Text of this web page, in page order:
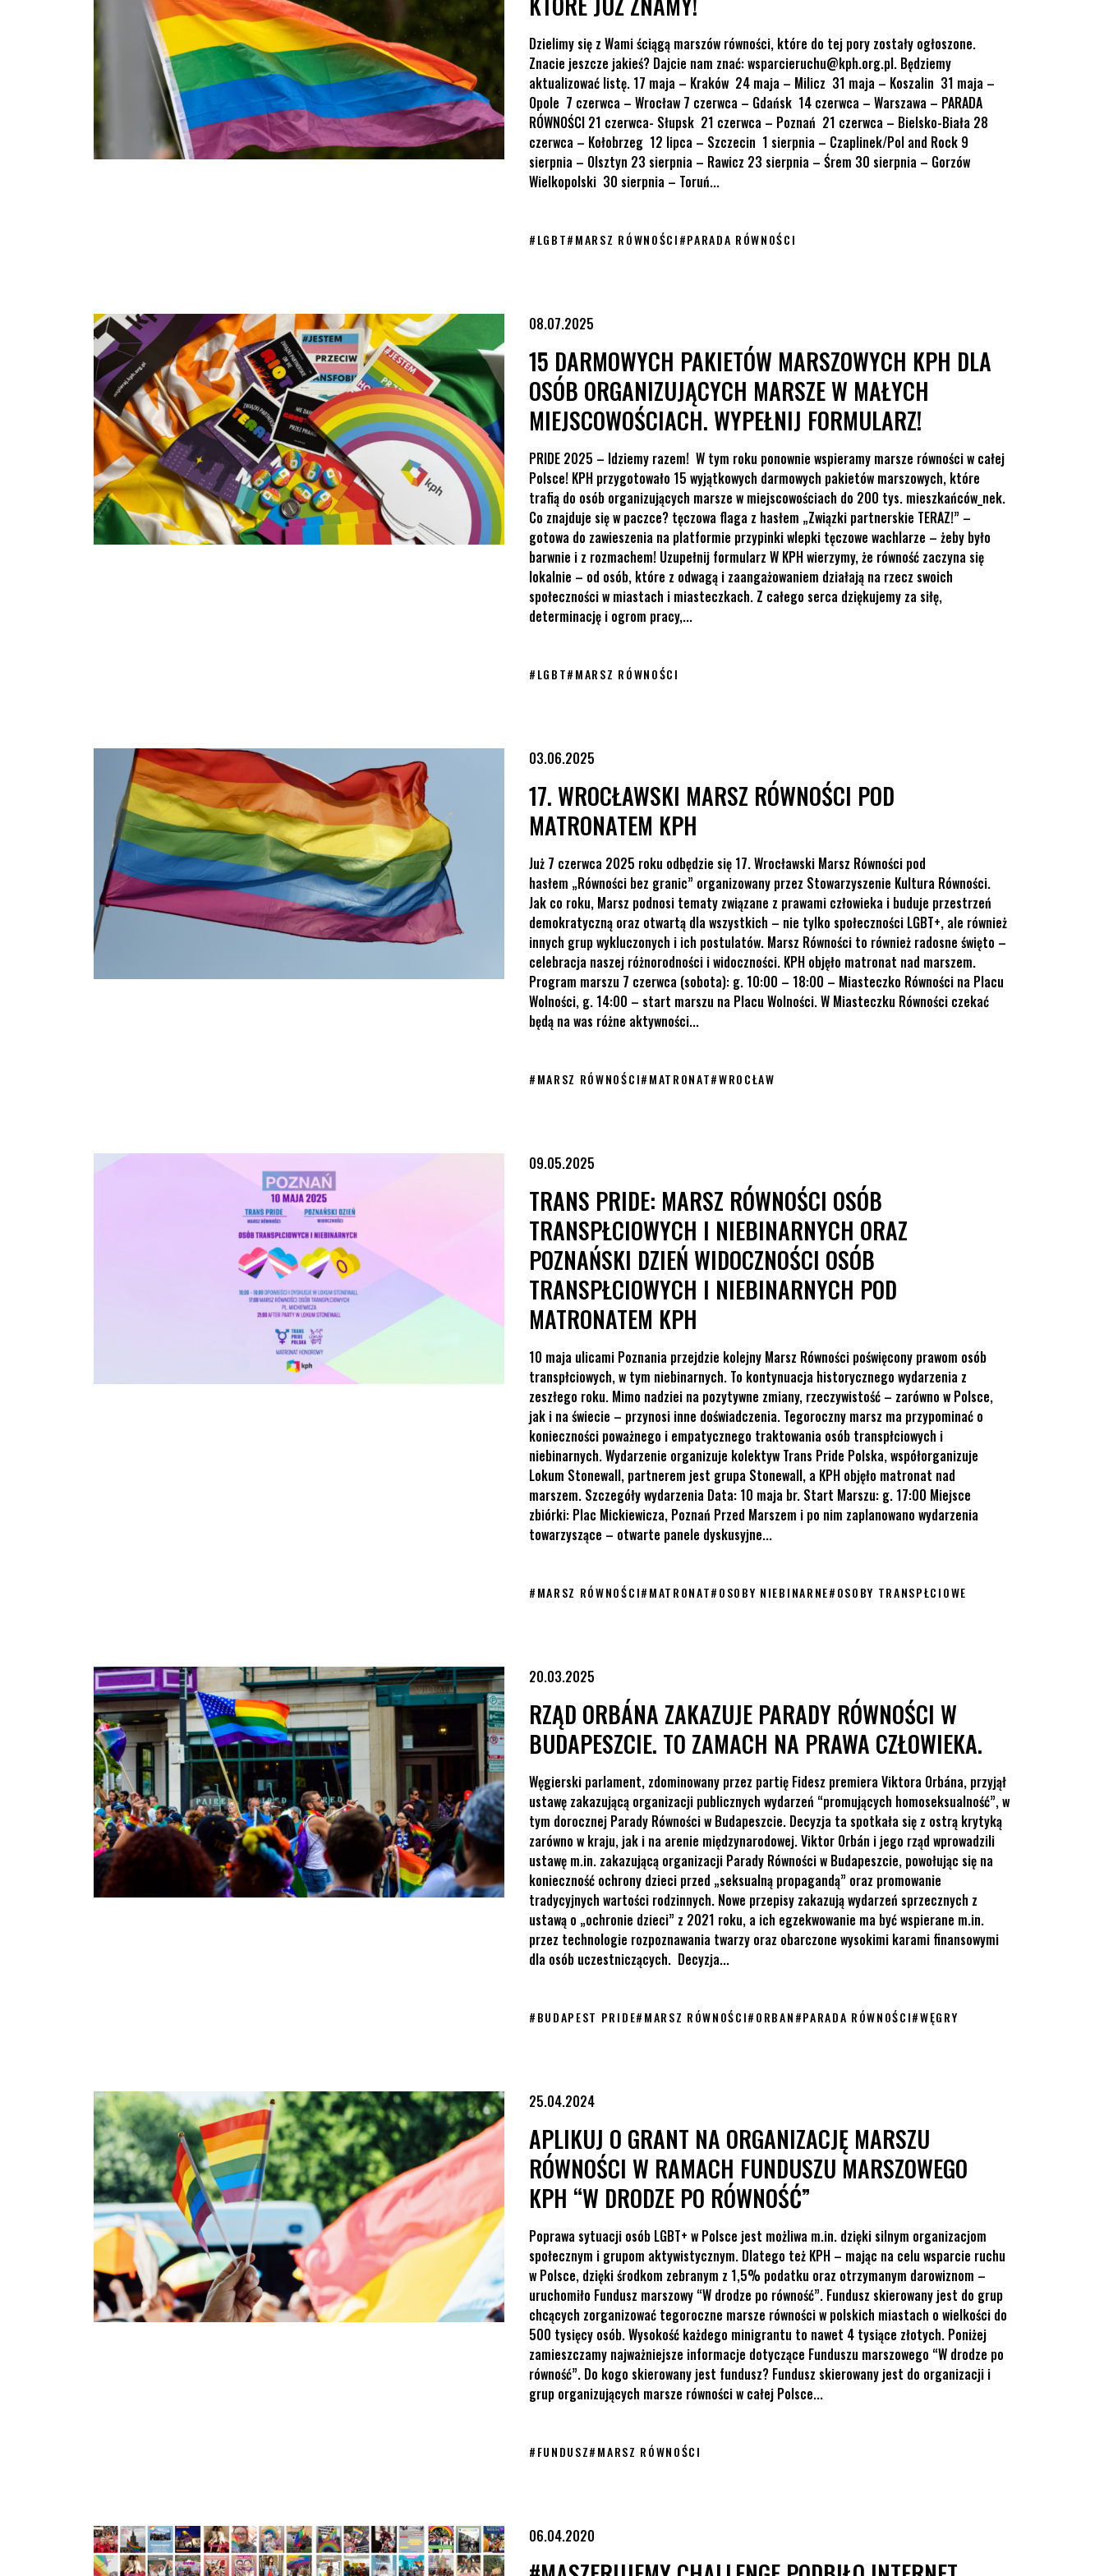
Dzielimy się z Wami ściągą marszów równości, które do tej pory zostały ogłoszone.
Znacie jeszcze jakieś? Dajcie nam znać: wsparcieruchu@kph.org.pl. Będziemy
aktualizować listę. 17 maja – Kraków 24 maja – Milicz 31 maja – Koszalin 31 maja –
Opole 7 czerwca – Wrocław 7 czerwca – Gdańsk 14 czerwca – Warszawa – PARADA
RÓWNOŚCI 21 czerwca- Słupsk 21 czerwca – Poznań 21 czerwca – Bielsko-Biała 28
czerwca – Kołobrzeg 12 lipca – Szczecin 1 sierpnia – Czaplinek/Pol and Rock 9
sierpnia – Olsztyn 23 sierpnia – Rawicz 23 sierpnia – Śrem 30 sierpnia – Gorzów
Wielkopolski 30 sierpnia – Toruń...
#LGBT#MARSZ RÓWNOŚCI#PARADA RÓWNOŚCI
08.07.2025
15 DARMOWYCH PAKIETÓW MARSZOWYCH KPH DLA
OSÓB ORGANIZUJĄCYCH MARSZE W MAŁYCH
MIEJSCOWOŚCIACH. WYPEŁNIJ FORMULARZ!
PRIDE 2025 – Idziemy razem! W tym roku ponownie wspieramy marsze równości w całej
Polsce! KPH przygotowało 15 wyjątkowych darmowych pakietów marszowych, które
trafią do osób organizujących marsze w miejscowościach do 200 tys. mieszkańców_nek.
Co znajduje się w paczce? tęczowa flaga z hasłem „Związki partnerskie TERAZ!” –
gotowa do zawieszenia na platformie przypinki wlepki tęczowe wachlarze – żeby było
barwnie i z rozmachem! Uzupełnij formularz W KPH wierzymy, że równość zaczyna się
lokalnie – od osób, które z odwagą i zaangażowaniem działają na rzecz swoich
społeczności w miastach i miasteczkach. Z całego serca dziękujemy za siłę,
determinację i ogrom pracy,...
#LGBT#MARSZ RÓWNOŚCI
15 darmowych pakietów marszowych KPH dla osób organizujących marsze w małych miejscowościach. Wypełnij formularz!
03.06.2025
17. WROCŁAWSKI MARSZ RÓWNOŚCI POD
MATRONATEM KPH
Już 7 czerwca 2025 roku odbędzie się 17. Wrocławski Marsz Równości pod
hasłem „Równości bez granic” organizowany przez Stowarzyszenie Kultura Równości.
Jak co roku, Marsz podnosi tematy związane z prawami człowieka i buduje przestrzeń
demokratyczną oraz otwartą dla wszystkich – nie tylko społeczności LGBT+, ale również
innych grup wykluczonych i ich postulatów. Marsz Równości to również radosne święto –
celebracja naszej różnorodności i widoczności. KPH objęło matronat nad marszem.
Program marszu 7 czerwca (sobota): g. 10:00 – 18:00 – Miasteczko Równości na Placu
Wolności, g. 14:00 – start marszu na Placu Wolności. W Miasteczku Równości czekać
będą na was różne aktywności...
#MARSZ RÓWNOŚCI#MATRONAT#WROCŁAW
17. Wrocławski Marsz Równości pod matronatem KPH
09.05.2025
TRANS PRIDE: MARSZ RÓWNOŚCI OSÓB
TRANSPŁCIOWYCH I NIEBINARNYCH ORAZ
POZNAŃSKI DZIEŃ WIDOCZNOŚCI OSÓB
TRANSPŁCIOWYCH I NIEBINARNYCH POD
MATRONATEM KPH
10 maja ulicami Poznania przejdzie kolejny Marsz Równości poświęcony prawom osób
transpłciowych, w tym niebinarnych. To kontynuacja historycznego wydarzenia z
zeszłego roku. Mimo nadziei na pozytywne zmiany, rzeczywistość – zarówno w Polsce,
jak i na świecie – przynosi inne doświadczenia. Tegoroczny marsz ma przypominać o
konieczności poważnego i empatycznego traktowania osób transpłciowych i
niebinarnych. Wydarzenie organizuje kolektyw Trans Pride Polska, współorganizuje
Lokum Stonewall, partnerem jest grupa Stonewall, a KPH objęło matronat nad
marszem. Szczegóły wydarzenia Data: 10 maja br. Start Marszu: g. 17:00 Miejsce
zbiórki: Plac Mickiewicza, Poznań Przed Marszem i po nim zaplanowano wydarzenia
towarzyszące – otwarte panele dyskusyjne...
#MARSZ RÓWNOŚCI#MATRONAT#OSOBY NIEBINARNE#OSOBY TRANSPŁCIOWE
TRANS PRIDE: Marsz Równości Osób Transpłciowych i Niebinarnych oraz Poznański Dzień Widoczności Osób Transpłciowych i Niebinarnych pod matronatem KPH
20.03.2025
RZĄD ORBÁNA ZAKAZUJE PARADY RÓWNOŚCI W
BUDAPESZCIE. TO ZAMACH NA PRAWA CZŁOWIEKA.
Węgierski parlament, zdominowany przez partię Fidesz premiera Viktora Orbána, przyjął
ustawę zakazującą organizacji publicznych wydarzeń “promujących homoseksualność”, w
tym dorocznej Parady Równości w Budapeszcie. Decyzja ta spotkała się z ostrą krytyką
zarówno w kraju, jak i na arenie międzynarodowej. Viktor Orbán i jego rząd wprowadzili
ustawę m.in. zakazującą organizacji Parady Równości w Budapeszcie, powołując się na
konieczność ochrony dzieci przed „seksualną propagandą” oraz promowanie
tradycyjnych wartości rodzinnych. Nowe przepisy zakazują wydarzeń sprzecznych z
ustawą o „ochronie dzieci” z 2021 roku, a ich egzekwowanie ma być wspierane m.in.
przez technologie rozpoznawania twarzy oraz obarczone wysokimi karami finansowymi
dla osób uczestniczących. Decyzja...
#BUDAPEST PRIDE#MARSZ RÓWNOŚCI#ORBAN#PARADA RÓWNOŚCI#WĘGRY
Rząd Orbána zakazuje Parady Równości w Budapeszcie. To zamach na prawa człowieka.
25.04.2024
APLIKUJ O GRANT NA ORGANIZACJĘ MARSZU
RÓWNOŚCI W RAMACH FUNDUSZU MARSZOWEGO
KPH “W DRODZE PO RÓWNOŚĆ”
Poprawa sytuacji osób LGBT+ w Polsce jest możliwa m.in. dzięki silnym organizacjom
społecznym i grupom aktywistycznym. Dlatego też KPH – mając na celu wsparcie ruchu
w Polsce, dzięki środkom zebranym z 1,5% podatku oraz otrzymanym darowiznom –
uruchomiło Fundusz marszowy “W drodze po równość”. Fundusz skierowany jest do grup
chcących zorganizować tegoroczne marsze równości w polskich miastach o wielkości do
500 tysięcy osób. Wysokość każdego minigrantu to nawet 4 tysiące złotych. Poniżej
zamieszczamy najważniejsze informacje dotyczące Funduszu marszowego “W drodze po
równość”. Do kogo skierowany jest fundusz? Fundusz skierowany jest do organizacji i
grup organizujących marsze równości w całej Polsce...
#FUNDUSZ#MARSZ RÓWNOŚCI
Aplikuj o grant na organizację marszu równości w ramach Funduszu marszowego KPH “W drodze po równość”
06.04.2020
#Maszerujemy Challenge podbiło Internet